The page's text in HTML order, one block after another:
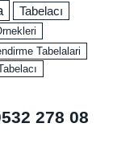
Tabelacı
Tabelalari
278 08